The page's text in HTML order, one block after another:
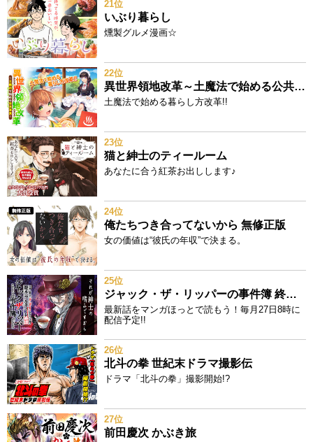
21位
いぶり暮らし
燻製グルメ漫画☆
22位
異世界領地改革～土魔法で始める公共事業～
土魔法で始める暮らし方改革!!
23位
猫と紳士のティールーム
あなたに合う紅茶お出しします♪
24位
俺たちつき合ってないから 無修正版
女の価値は“彼氏の年収”で決まる。
25位
ジャック・ザ・リッパーの事件簿 終末のワルキューレ奇譚
最新話をマンガほっとで読もう！毎月27日8時に
配信予定!!
26位
北斗の拳 世紀末ドラマ撮影伝
ドラマ「北斗の拳」撮影開始!?
27位
前田慶次 かぶき旅